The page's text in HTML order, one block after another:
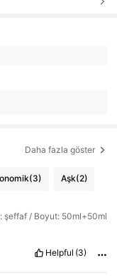
Daha fazla göster
(3) Aşk(2)
şeffaf / Boyut: 50ml+50ml
Helpful (3)